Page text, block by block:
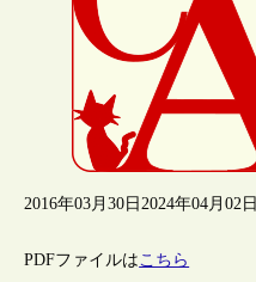
2016年03月30日 2024年04月02日
PDFファイルはこちら